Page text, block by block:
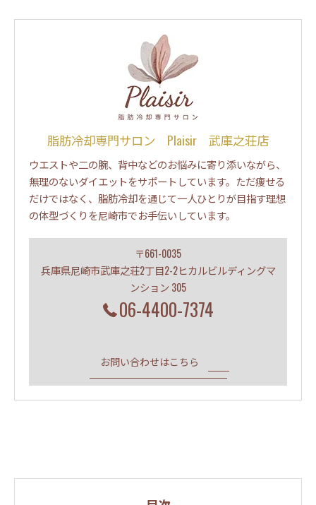
脂肪冷却専門サロン Plaisir 武庫之荘店
ウエストや二の腕、背中などのお悩みに寄り添いながら、
無理のないダイエットをサポートしています。ただ痩せる
だけではなく、脂肪冷却を通じて一人ひとりが目指す理想
の体型づくりを尼崎市でお手伝いしています。
〒661-0035
兵庫県尼崎市武庫之荘2丁目2-2ヒカルビルディングマ
ンション 305
06-4400-7374
お問い合わせはこちら